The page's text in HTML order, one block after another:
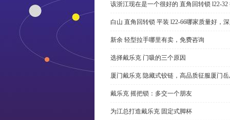
该浙江现在是一个很好的 直角回转锁 l22-
白山 直角回转锁 平装 l22-66哪家质量好，
新余 轻型拉手哪里有卖，免费咨询
选择戴乐克 门吸的三个原因
厦门戴乐克 隐藏式铰链，高品质征服厦门
戴乐克 摇把锁：多交一个朋友
为江总打造戴乐克 固定式脚杯